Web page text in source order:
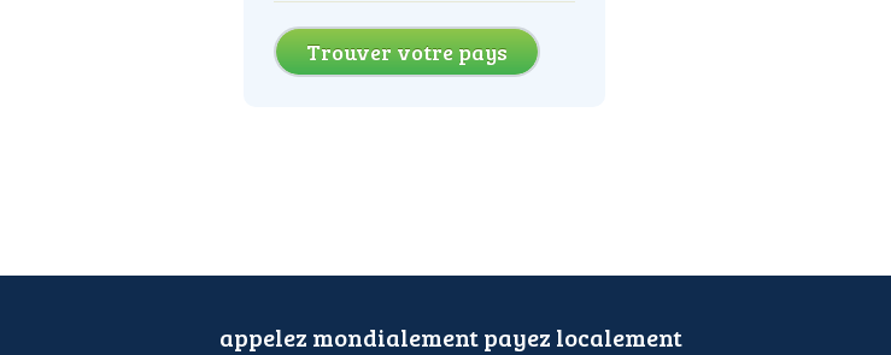
Trouver votre pays
appelez mondialement payez localement